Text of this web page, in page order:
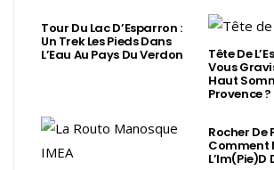
Tour Du Lac D’Esparron :
Un Trek Les Pieds Dans
L’Eau Au Pays Du Verdon Tête De
Vous
Haut
Provence ?
Rocher De
Comment
L’Im(Pie)d